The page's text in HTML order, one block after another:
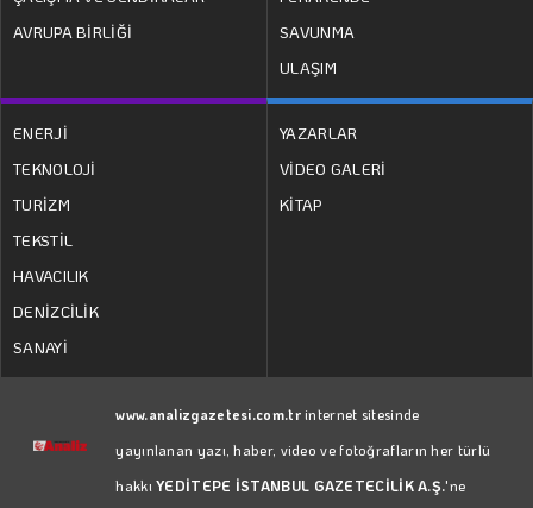
AVRUPA BİRLİĞİ
SAVUNMA
ULAŞIM
ENERJİ
TEKNOLOJİ
TURİZM
TEKSTİL
HAVACILIK
DENİZCİLİK
SANAYİ
YAZARLAR
VİDEO GALERİ
KİTAP
www.analizgazetesi.com.trinternet sitesinde
yayınlanan yazı, haber, video ve fotoğrafların her türlü
hakkıYEDİTEPE İSTANBUL GAZETECİLİK A.Ş.'ne